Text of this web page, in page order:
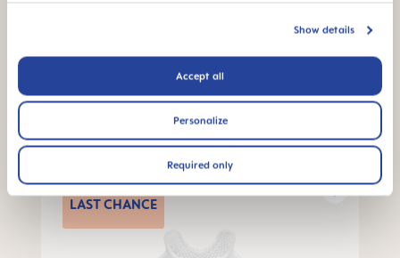
Show details
Accept all
Personalize
Required only
Für Dich ausgewählte MAM Produkte
Produktgalerie überspringen
LASTCHANCE